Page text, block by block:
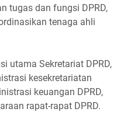
tugas dan fungsi DPRD,
tenaga ahli
utama Sekretariat DPRD,
kesekretariatan
keuangan DPRD,
rapat-rapat DPRD.